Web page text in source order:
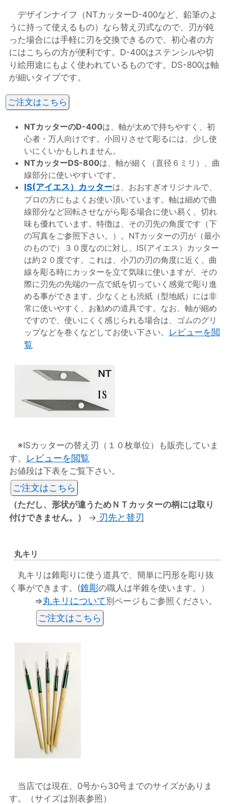
デザインナイフ（NTカッターD-400など、鉛筆のよ
うに持って使えるもの）なら替え刃式なので、刃が鈍
った場合には手軽に刃を交換できるので、初心者の方
にはこちらの方が便利です。D-400はステンシルや切
り絵用途にもよく使われているものです。DS-800は軸
が細いタイプです。
ご注文はこちら
NTカッターのD-400は、軸が太めで持ちやすく、初
心者・万人向けです。小回りさせて彫るには、少し使
いにくいかもしれません。
NTカッターDS-800は、軸が細く（直径６ミリ）、曲
線部分に使いやすいです。
IS(アイエス）カッターは、おおすぎオリジナルで、
プロの方にもよくお使い頂いています。軸は細めで曲
線部分など回転させながら彫る場合に使い易く、切れ
味も優れています。特徴は、その刃先の角度です（下
の写真をご参照下さい。）。NTカッターの刃が（最小
のもので）３０度なのに対し、IS(アイエス）カッター
は約２０度です。これは、小刀の刃の角度に近く、曲
線を彫る時にカッターを立て気味に使いますが、その
際に刃先の先端の一点で紙を切っていく感覚で彫り進
める事ができます。少なくとも渋紙（型地紙）には非
常に使いやすく、お勧めの道具です。なお、軸が細め
ですので、使いにくく感じられる場合は、ゴムのグリ
ップなどを巻くなどしてお使い下さい。 レビューを閲
覧
※ISカッターの替え刃（１０枚単位）も販売していま
す。 レビューを閲覧
お値段は下表をご覧下さい。
ご注文はこちら
（ただし、形状が違うためＮＴカッターの柄には取り
付けできません。）
→ 刃先と替刃
丸キリ
丸キリは錐彫りに使う道具で、簡単に円形を彫り抜
く事ができます。(錐彫の職人は半錐を使います。）
⇒丸キリについて 別ページもご参照ください。
ご注文はこちら
当店では現在、0号から30号までのサイズがありま
す。（サイズは別表参照）